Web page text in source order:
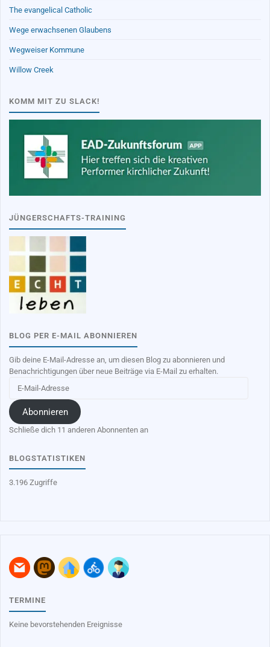
The evangelical Catholic
Wege erwachsenen Glaubens
Wegweiser Kommune
Willow Creek
KOMM MIT ZU SLACK!
JÜNGERSCHAFTS-TRAINING
BLOG PER E-MAIL ABONNIEREN
Gib deine E-Mail-Adresse an, um diesen Blog zu abonnieren und
Benachrichtigungen über neue Beiträge via E-Mail zu erhalten.
Mail-
Adresse
Abonnieren
Schließe dich 11 anderen Abonnenten an
BLOGSTATISTIKEN
3.196 Zugriffe
TERMINE
Keine bevorstehenden Ereignisse